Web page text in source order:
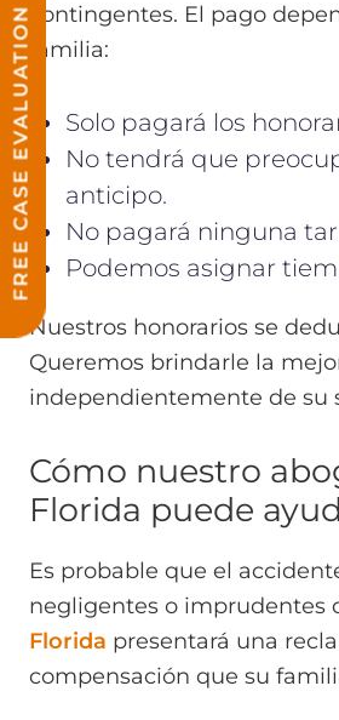
contingentes. El pago
familia:
Solo pagará los
No tendrá que
anticipo.
No pagará ninguna
Podemos asignar
Nuestros honorarios se
Queremos brindarle la
independientemente de su
Cómo nuestro
Florida puede
Es probable que el
negligentes o imprudentes
Florida presentará una
compensación que su
FREE CASE EVALUATION